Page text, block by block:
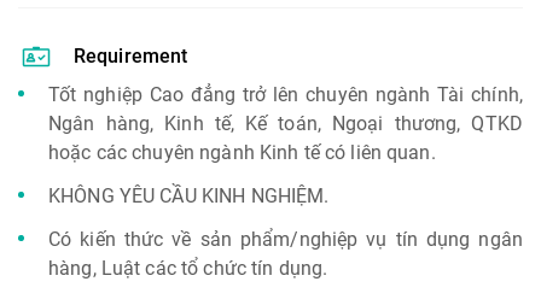
Requirement
Tốt nghiệp Cao đẳng trở lên chuyên ngành Tài chính,
Ngân hàng, Kinh tế, Kế toán, Ngoại thương, QTKD
hoặc các chuyên ngành Kinh tế có liên quan.
KHÔNG YÊU CẦU KINH NGHIỆM.
Có kiến thức về sản phẩm/nghiệp vụ tín dụng ngân
hàng, Luật các tổ chức tín dụng.